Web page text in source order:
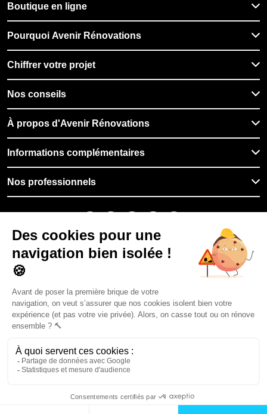
Boutique en ligne
Pourquoi Avenir Rénovations
Chiffrer votre projet
Nos conseils
À propos d'Avenir Rénovations
Informations complémentaires
Nos professionnels
Filiale du groupe At Home